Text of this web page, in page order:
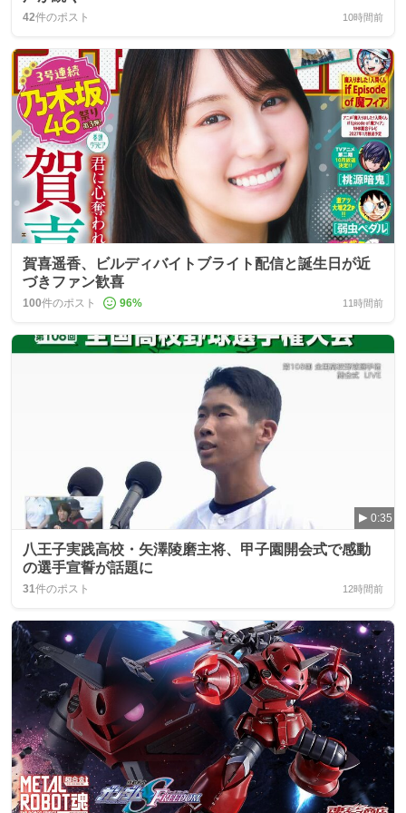
42件のポスト 10時間前
賀喜遥香、ビルディバイトブライト配信と誕生日が近
づきファン歓喜
100件のポスト 96% 11時間前
0:35
八王子実践高校・矢澤陵磨主将、甲子園開会式で感動
の選手宣誓が話題に
31件のポスト 12時間前